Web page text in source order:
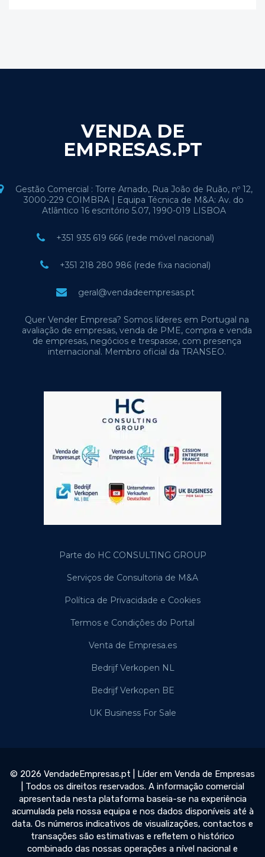
VENDA DE
EMPRESAS.PT
Gestão Comercial : Torre Arnado, Rua João de Ruão, nº 12,
3000-229 COIMBRA | Equipa Técnica de M&A: Av. do
Atlântico 16 escritório 5.07, 1990-019 LISBOA
+351 935 619 666 (rede móvel nacional)
+351 218 280 986 (rede fixa nacional)
geral@vendadeempresas.pt
Quer Vender Empresa? Somos líderes em Portugal na
avaliação de empresas, venda de PME, compra e venda
de empresas, negócios e trespasse, com presença
internacional. Membro oficial da TRANSEO.
Parte do HC CONSULTING GROUP
Serviços de Consultoria de M&A
Política de Privacidade e Cookies
Termos e Condições do Portal
Venta de Empresa.es
Bedrijf Verkopen NL
Bedrijf Verkopen BE
UK Business For Sale
© 2026 VendadeEmpresas.pt | Líder em Venda de Empresas
| Todos os direitos reservados. A informação comercial
apresentada nesta plataforma baseia-se na experiência
acumulada pela nossa equipa e nos dados disponíveis até à
data. Os números indicativos de visualizações, contactos e
transações são estimativas e refletem o histórico
combinado das nossas operações a nível nacional e